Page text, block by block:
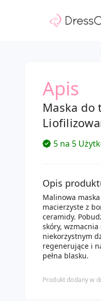
Apis
Maska do
5 na 5
Opis
Malinowa
macierzyste z
ceramidy.
skóry,
niekorzystnym
regenerujące i
pełna blasku.
Produkt dodany w